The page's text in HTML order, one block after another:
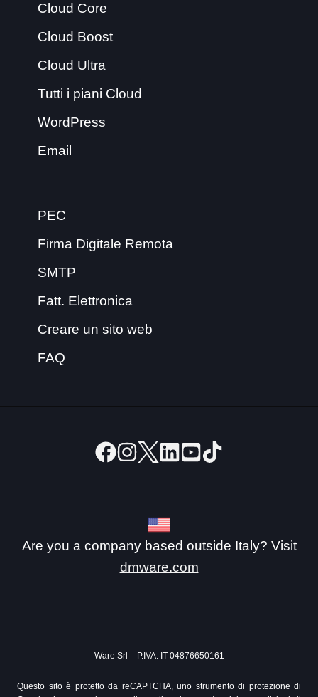
Cloud Core
Cloud Boost
Cloud Ultra
Tutti i piani Cloud
WordPress
Email
PEC
Firma Digitale Remota
SMTP
Fatt. Elettronica
Creare un sito web
FAQ
Are you a company based outside Italy? Visit
dmware.com
Ware Srl – P.IVA: IT-04876650161
Questo sito è protetto da reCAPTCHA, uno strumento di protezione di